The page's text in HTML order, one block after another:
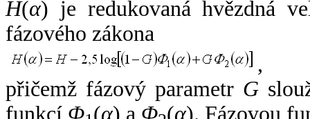
H(α) je redukovaná hvězdná
fázového zákona
,
přičemž fázový parametr G
funkcí Φ (α) a Φ (α). Fázovou